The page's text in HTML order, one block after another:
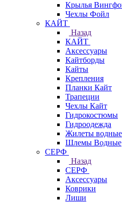
Крылья
Чехлы Фойл
КАЙТ
Назад
КАЙТ
Аксессуары
Кайтборды
Кайты
Крепления
Планки Кайт
Трапеции
Чехлы Кайт
Гидрокостюмы
Гидроодежда
Жилеты водные
Шлемы Водные
СЕРФ
Назад
СЕРФ
Аксессуары
Коврики
Лиши